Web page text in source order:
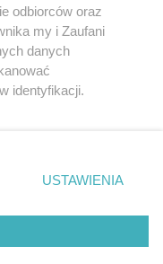
odbiorców oraz
my i Zaufani
danych
identyfikacji.
prywatności
strony
zgody
się takiemu
zastosowanie tylko
USTAWIENIA